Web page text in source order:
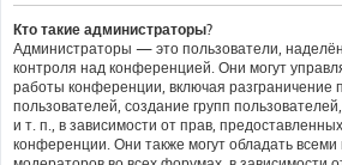
Кто такие администраторы?
Администраторы — это пользователи,
контроля над конференцией. Они могут
работы конференции, включая разграничение
пользователей, создание групп
и т. п., в зависимости от прав,
конференции. Они также могут обладать